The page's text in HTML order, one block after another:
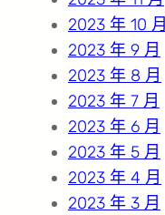
2023 年 10 月
2023 年 9 月
2023 年 8 月
2023 年 7 月
2023 年 6 月
2023 年 5 月
2023 年 4 月
2023 年 3 月